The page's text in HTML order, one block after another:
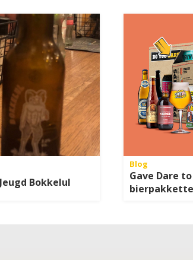
Bokkelul
Blog
Gave Dare